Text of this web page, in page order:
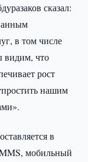
сказал:
в том числе
видим, что
рост
нашим
в
MMS, мобильный